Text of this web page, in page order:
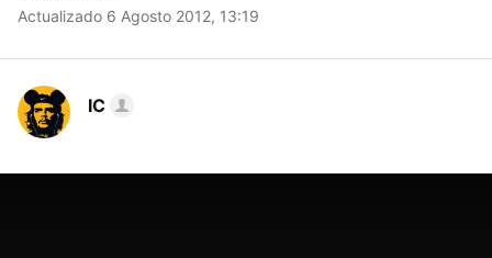
Actualizado 6 Agosto 2012, 13:19
IC